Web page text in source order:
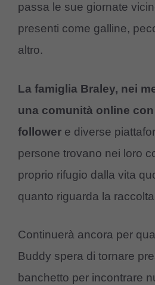
passa le sue giornate
presenti come galline,
altro.
La famiglia Braley, nei
una comunità online
follower e diverse
persone trovano nei loro
proprio rifugio dalla vita
quanto riguarda la
Continuerà ancora per
Buddy spera di tornare
banchetto per incontrare